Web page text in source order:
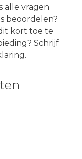
alle vragen
beoordelen?
kort toe te
Schrijf